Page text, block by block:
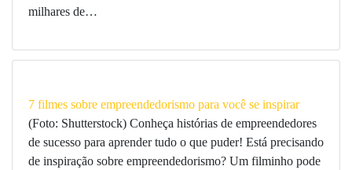
milhares de…
7 filmes sobre empreendedorismo para você se inspirar
(Foto: Shutterstock) Conheça histórias de empreendedores
de sucesso para aprender tudo o que puder! Está precisando
de inspiração sobre empreendedorismo? Um filminho pode